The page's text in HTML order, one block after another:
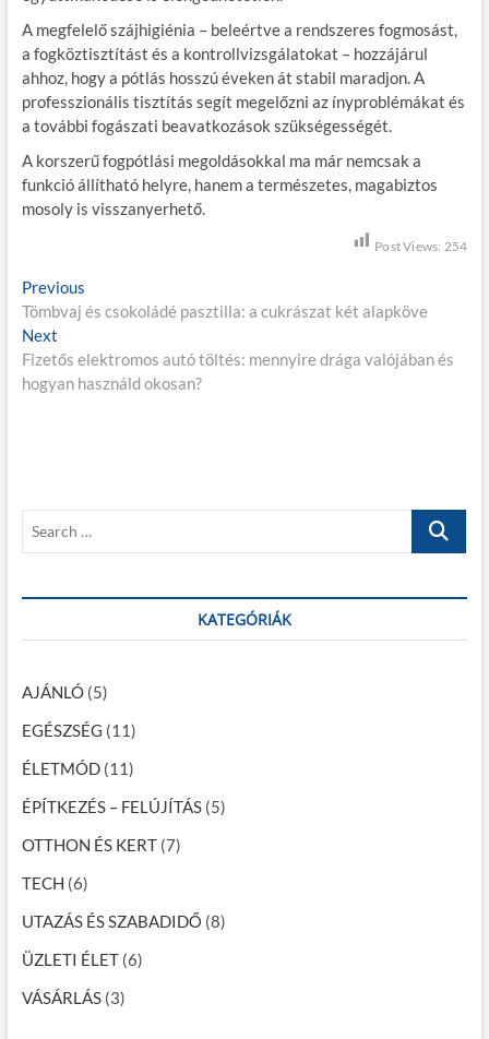
A megfelelő szájhigiénia – beleértve a rendszeres fogmosást,
a fogköztisztítást és a kontrollvizsgálatokat – hozzájárul
ahhoz, hogy a pótlás hosszú éveken át stabil maradjon. A
professzionális tisztítás segít megelőzni az ínyproblémákat és
a további fogászati beavatkozások szükségességét.
A korszerű fogpótlási megoldásokkal ma már nemcsak a
funkció állítható helyre, hanem a természetes, magabiztos
mosoly is visszanyerhető.
Post Views: 254
B
e
j
e
z
é
n
a
v
i
g
á
c
i
ó
Previous
r
v
i
t
Tömbvaj és csokoládé pasztilla: a cukrászat két alapköve
Next
e
x
:
Fizetős elektromos autó töltés: mennyire drága valójában és
hogyan használd okosan?
r
h
KATEGÓRIÁK
AJÁNLÓ(5)
EGÉSZSÉG (11)
ÉLETMÓD(11)
ÉPÍTKEZÉS – FELÚJÍTÁS(5)
OTTHON ÉS KERT(7)
TECH (6)
UTAZÁS ÉS SZABADIDŐ (8)
ÜZLETI ÉLET(6)
VÁSÁRLÁS(3)